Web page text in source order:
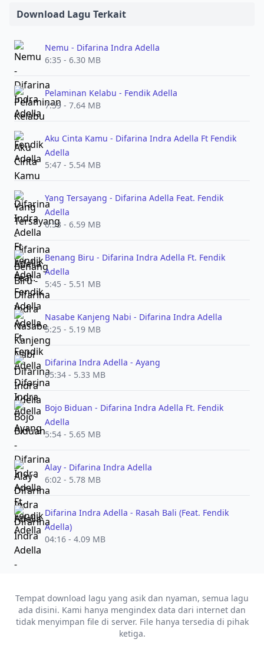
Download Lagu Terkait
Nemu - Difarina Indra Adella
6:35 - 6.30 MB
Pelaminan Kelabu - Fendik Adella
7:59 - 7.64 MB
Aku Cinta Kamu - Difarina Indra Adella Ft Fendik
Adella
5:47 - 5.54 MB
Yang Tersayang - Difarina Adella Feat. Fendik
Adella
6:53 - 6.59 MB
Benang Biru - Difarina Indra Adella Ft. Fendik
Adella
5:45 - 5.51 MB
Nasabe Kanjeng Nabi - Difarina Indra Adella
5:25 - 5.19 MB
Difarina Indra Adella - Ayang
05:34 - 5.33 MB
Bojo Biduan - Difarina Indra Adella Ft. Fendik
Adella
5:54 - 5.65 MB
Alay - Difarina Indra Adella
6:02 - 5.78 MB
Difarina Indra Adella - Rasah Bali (Feat. Fendik
Adella)
04:16 - 4.09 MB
Tempat download lagu yang asik dan nyaman, semua lagu
ada disini. Kami hanya mengindex data dari internet dan
tidak menyimpan file di server. File hanya tersedia di pihak
ketiga.